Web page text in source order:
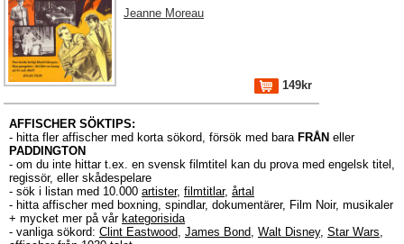
Jeanne Moreau
149kr
AFFISCHER SÖKTIPS:
- hitta fler affischer med korta sökord, försök med bara FRÅN eller
PADDINGTON
- om du inte hittar t.ex. en svensk filmtitel kan du prova med engelsk titel,
regissör, eller skådespelare
- sök i listan med 10.000 artister, filmtitlar, årtal
- hitta affischer med boxning, spindlar, dokumentärer, Film Noir, musikaler
+ mycket mer på vår kategorisida
- vanliga sökord: Clint Eastwood, James Bond, Walt Disney, Star Wars,